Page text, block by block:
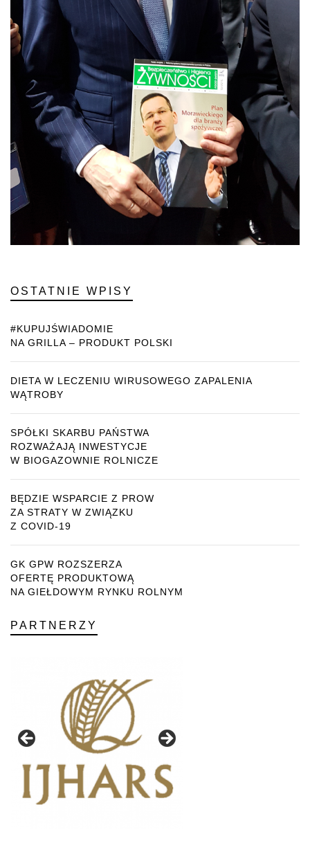
OSTATNIE WPISY
#KUPUJŚWIADOMIE
NA GRILLA – PRODUKT POLSKI
DIETA W LECZENIU WIRUSOWEGO ZAPALENIA
WĄTROBY
SPÓŁKI SKARBU PAŃSTWA
ROZWAŻAJĄ INWESTYCJE
W BIOGAZOWNIE ROLNICZE
BĘDZIE WSPARCIE Z PROW
ZA STRATY W ZWIĄZKU
Z COVID-19
GK GPW ROZSZERZA
OFERTĘ PRODUKTOWĄ
NA GIEŁDOWYM RYNKU ROLNYM
PARTNERZY